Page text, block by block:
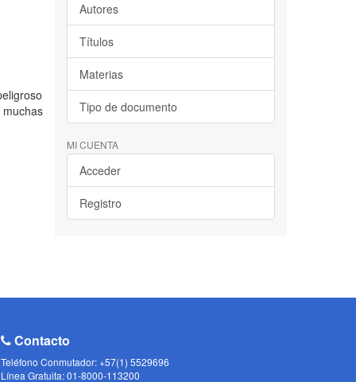
Autores
Títulos
Materias
Tipo de documento
MI CUENTA
Acceder
Registro
Contacto
Teléfono Conmutador: +57(1) 5529696
Línea Gratuita: 01-8000-113200